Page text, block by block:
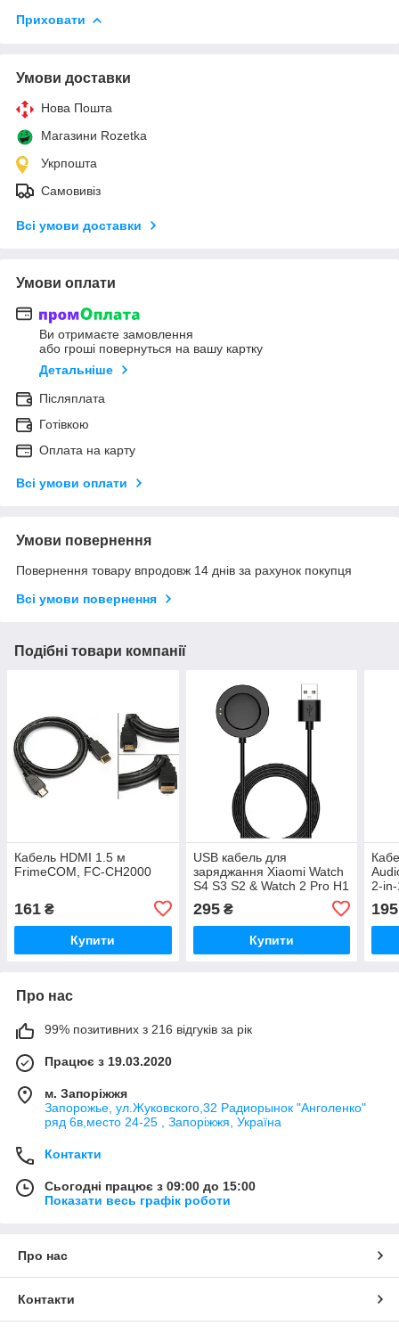
Приховати
Умови доставки
Нова Пошта
Магазини Rozetka
Укрпошта
Самовивіз
Всі умови доставки
Умови оплати
Ви отримаєте замовлення
або гроші повернуться на вашу картку
Детальніше
Післяплата
Готівкою
Оплата на карту
Всі умови оплати
Умови повернення
Повернення товару впродовж 14 днів за рахунок покупця
Всі умови повернення
Подібні товари компанії
Кабель HDMI 1.5 м
FrimeCOM, FC-CH2000
161 ₴
Купити
USB кабель для
заряджання Xiaomi Watch
S4 S3 S2 & Watch 2 Pro H1
295₴
Купити
2-
195
Про нас
99% позитивних з 216 відгуків за рік
Працює з 19.03.2020
м. Запоріжжя
Запорожье, ул.Жуковского,32 Радиорынок "Анголенко"
ряд 6в,место 24-25 , Запоріжжя, Україна
Контакти
Сьогодні працює з 09:00 до 15:00
Показати весь графік роботи
Про нас
Контакти